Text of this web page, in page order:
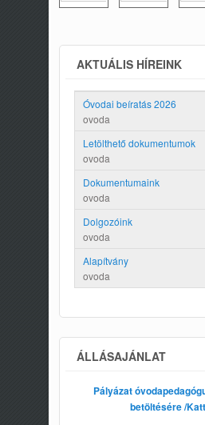
AKTUÁLIS HÍREINK
Óvodai beíratás 2026
ovoda
Letölthető dokumentumok
ovoda
Dokumentumaink
ovoda
Dolgozóink
ovoda
Alapítvány
ovoda
ÁLLÁSAJÁNLAT
Pályázat
betöltésére /